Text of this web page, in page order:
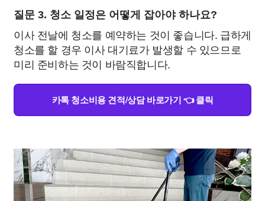
질문 3. 청소 일정은 어떻게 잡아야 하나요?
이사 전날에 청소를 예약하는 것이 좋습니다. 급하게
청소를 할 경우 이사 대기료가 발생할 수 있으므로
미리 준비하는 것이 바람직합니다.
카톡 청소비용 견적/상담 바로가기 👈 클릭